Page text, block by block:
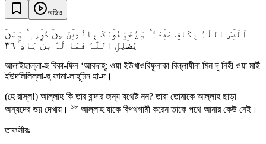
অডিও
اَلَیۡسَ اللّٰہُ بِکَافٍ عَبۡدَہٗ ؕ وَیُخَوِّفُوۡنَکَ بِالَّذِیۡنَ مِنۡ دُوۡنِہٖ ؕ وَمَنۡ
یُّضۡلِلِ اللّٰہُ فَمَا لَہٗ مِنۡ ہَادٍ ۚ ٣٦
আলাইছাল্লা-হু বিকা-ফিন ‘আবদাহূ; ওয়া ইউখাওবিফূনাকা বিল্লাযীনা মিন দূ নিহী ওয়া মাইঁ
ইউদলিলিল্লা-হু ফামা-লাহূমিন হা-দ।
(হে রাসূল!) আল্লাহ কি তার বান্দার জন্য যথেষ্ট নন? তারা তোমাকে আল্লাহ ছাড়া
অন্যদের ভয় দেখায়। ১৮ আল্লাহ যাকে বিপথগামী করেন তাকে পথে আনার কেউ নেই।
তাফসীরঃ